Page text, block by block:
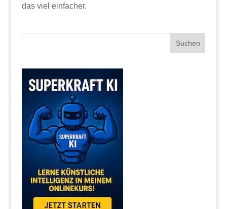
das viel einfacher.